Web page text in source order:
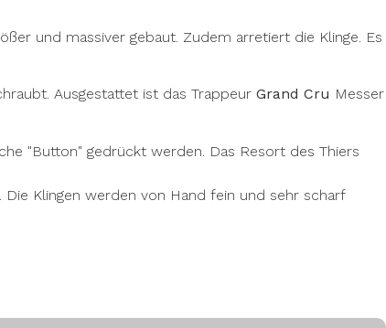
und massiver gebaut. Zudem arretiert die Klinge. Es
Ausgestattet ist das Trappeur Grand Cru Messer
"Button" gedrückt werden. Das Resort des Thiers
Klingen werden von Hand fein und sehr scharf